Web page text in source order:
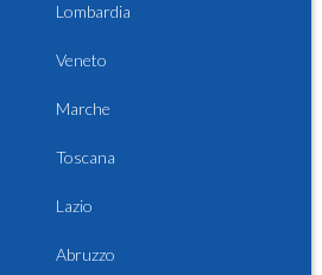
Lombardia
Veneto
Marche
Toscana
Lazio
Abruzzo